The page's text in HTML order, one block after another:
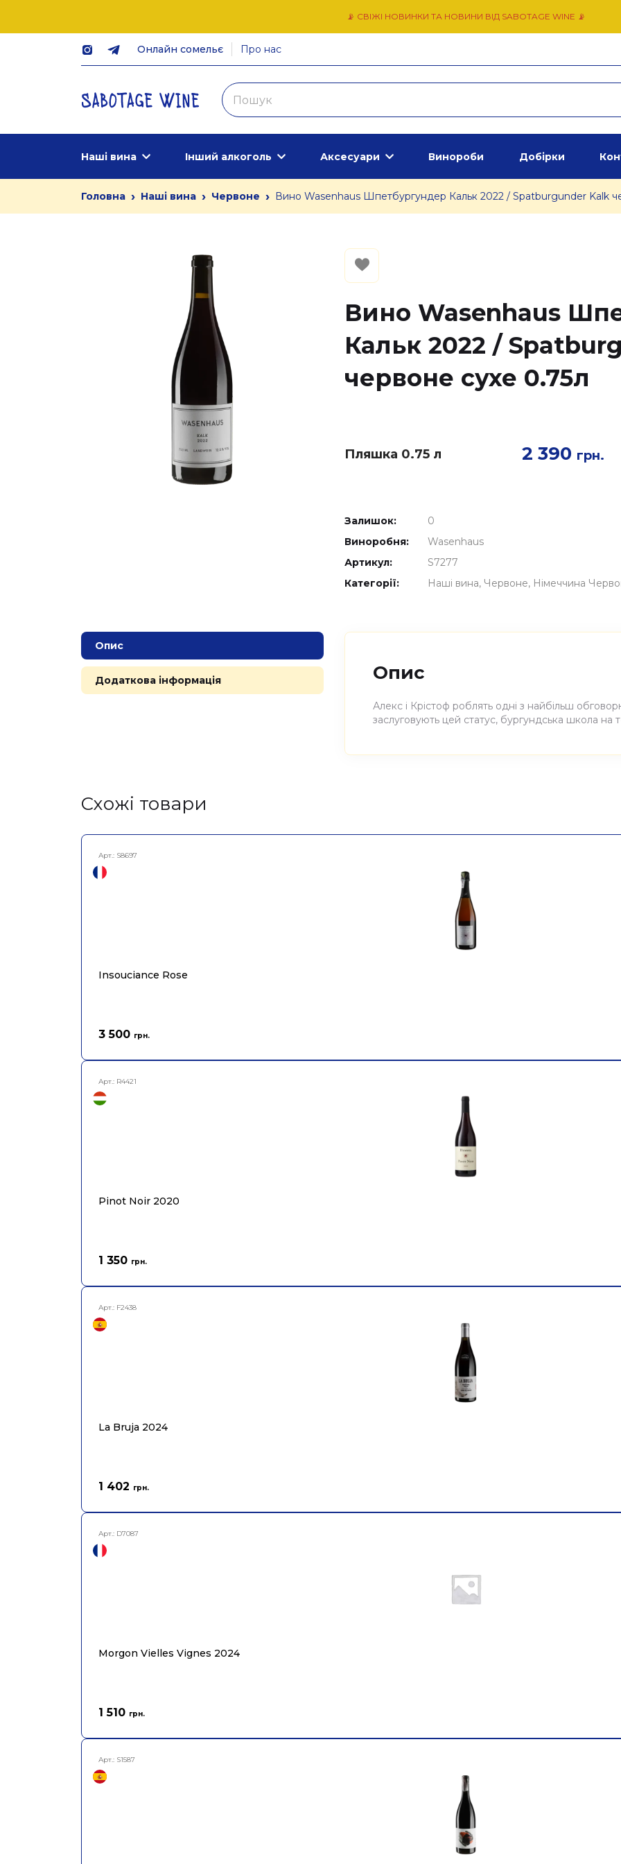
📡 СВІЖІ НОВИНКИ ТА НОВИНИ ВІД SABOTAGE WINE 📡
Онлайн сомельє Про нас
Наші вина Інший алкоголь Аксесуари Винороби Добірки
Головна › Наші вина › Червоне › Вино Wasenhaus Шпетбургундер Кальк 2022 / Spatburgunder Kalk
Вино Wasenhaus
Кальк 2022 /
червоне сухе 0.75л
Пляшка 0.75 л 2 390 грн.
Залишок:
0
Виноробня:
Wasenhaus
Артикул:
S7277
Категорії:
Наші вина Червоне Німеччина
Опис
Додаткова інформація Опис
Алекс і Крістоф роблять одні з найбільш
заслуговують цей статус, бургундська школа на
Cхожі товари
Арт.: S8697
Insouciance Rose
3 500 грн.
Арт.: R4421
Pinot Noir 2020
1 350 грн.
Арт.: F2438
La Bruja 2024
1 402 грн.
Арт.: D7087
Morgon Vielles Vignes 2024
1 510 грн.
Арт.: S1587